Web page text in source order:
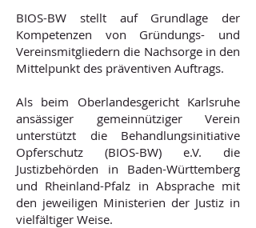
BIOS-BW stellt auf Grundlage der
Kompetenzen von Gründungs- und
Vereinsmitgliedern die Nachsorge in den
Mittelpunkt des präventiven Auftrags.
Als beim Oberlandesgericht Karlsruhe
ansässiger gemeinnütziger Verein
unterstützt die Behandlungsinitiative
Opferschutz (BIOS-BW) e.V. die
Justizbehörden in Baden-Württemberg
und Rheinland-Pfalz in Absprache mit
den jeweiligen Ministerien der Justiz in
vielfältiger Weise.